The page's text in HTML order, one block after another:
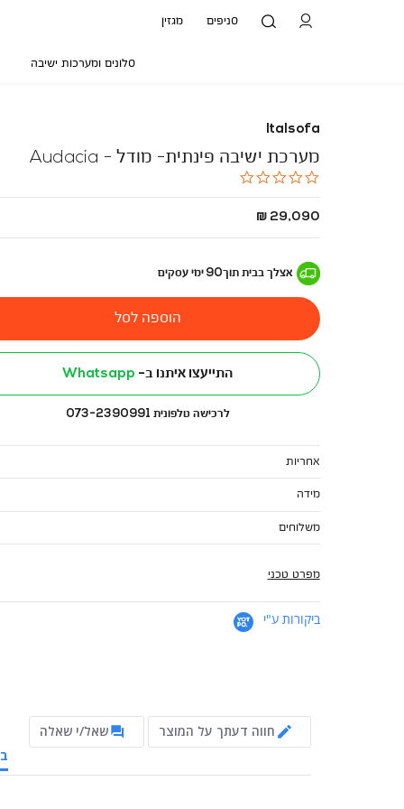
סניפים מגזין
סלונים ומערכות ישיבה
Italsofa
מערכת ישיבה פינתית- מודל - Audacia
29,090 ₪
אצלך בבית תוך90 ימי עסקים
הוספה לסל
התייעצו איתנו ב- Whatsapp
לרכישה טלפונית 073-2390991
אחריות
מידה
משלוחים
מפרט טכני
ביקורות ע"י
חווה דעתך על המוצר
שאל/י שאלה